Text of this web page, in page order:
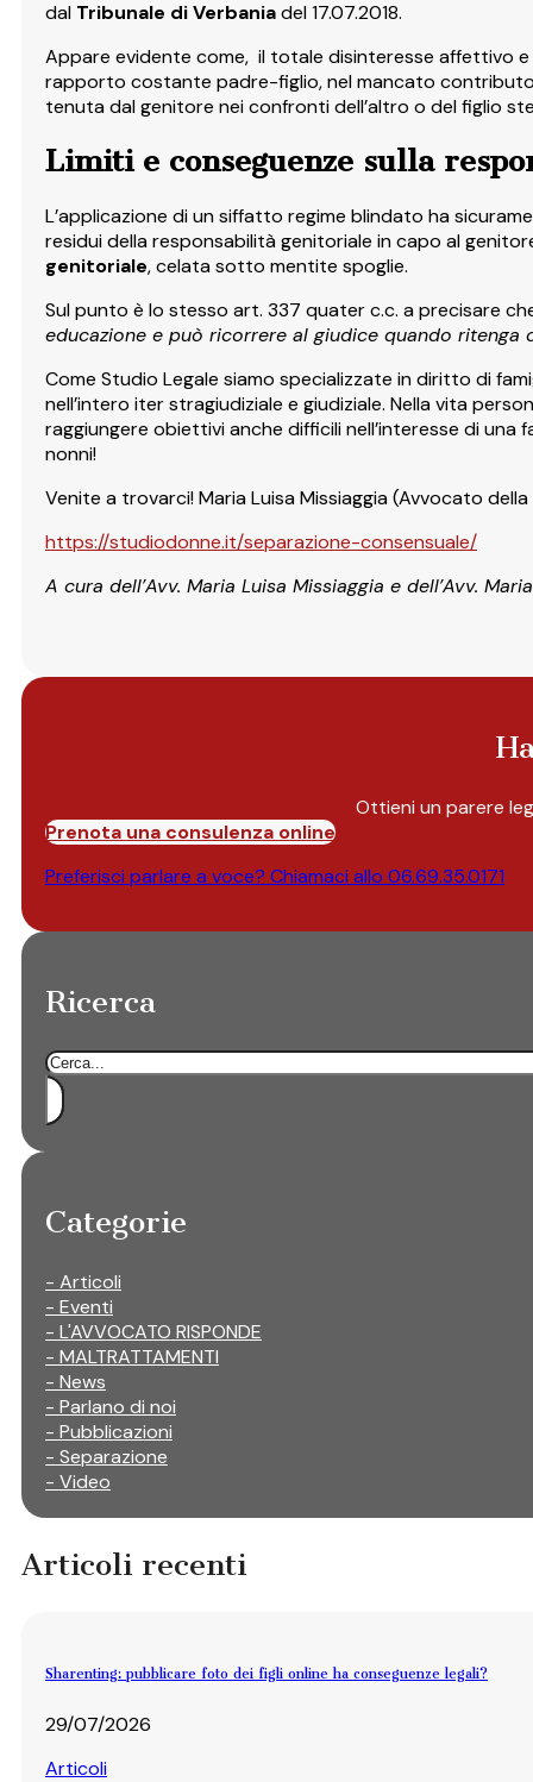
dal Tribunale di Verbaniadel 17.07.2018.
Appare evidente come, il totale disinteresse affettivo
rapporto costante padre-figlio, nel mancato
tenuta dal genitore nei confronti dell’altro o del figlio
Limiti e conseguenze sulla
L’applicazione di un siffatto regime blindato ha
residui della responsabilità genitoriale in capo al
genitoriale, celata sotto mentite spoglie.
Sul punto è lo stesso art. 337 quater c.c. a precisare
educazione e può ricorrere al giudice quando
Come Studio Legale siamo specializzate in diritto di
nell’intero iter stragiudiziale e giudiziale. Nella vita
raggiungere obiettivi anche difficili nell’interesse di
nonni!
Venite a trovarci! Maria Luisa Missiaggia (Avvocato della
https://studiodonne.it/separazione-consensuale/
A cura dell’Avv. Maria Luisa Missiaggia e dell’Avv.
Ottieni un parere
Prenota una consulenza online
Preferisci parlare a voce? Chiamaci allo 06.69.35.0171
Ricerca
Cerca
Categorie
- Articoli
- Eventi
- L'AVVOCATO RISPONDE
- MALTRATTAMENTI
- News
- Parlano di noi
- Pubblicazioni
- Separazione
- Video
Articoli recenti
Sharenting: pubblicare foto dei figli online ha conseguenze legali?
29/07/2026
Articoli